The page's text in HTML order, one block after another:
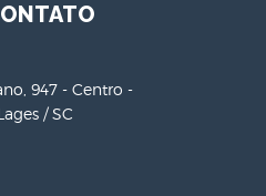
947 - Centro -
/ SC